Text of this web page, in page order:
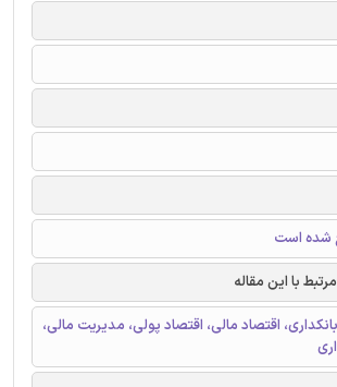
شده است
با این مقاله
اقتصاد مالی، اقتصاد پولی، مدیریت مالی،